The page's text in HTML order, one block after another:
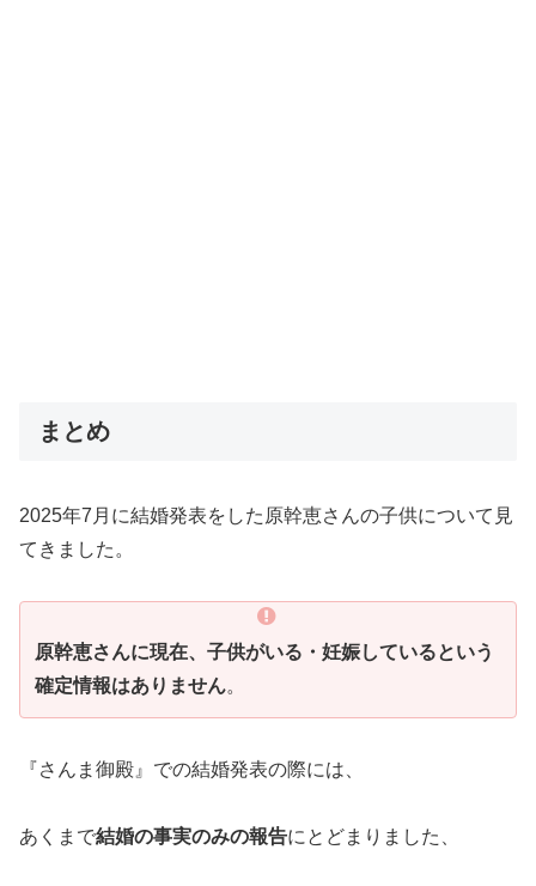
まとめ
2025年7月に結婚発表をした原幹恵さんの子供について見
てきました。
原幹恵さんに現在、子供がいる・妊娠しているという
確定情報はありません。
『さんま御殿』での結婚発表の際には、
あくまで結婚の事実のみの報告にとどまりました、